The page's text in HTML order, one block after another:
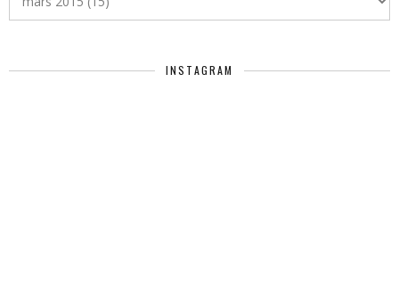
INSTAGRAM